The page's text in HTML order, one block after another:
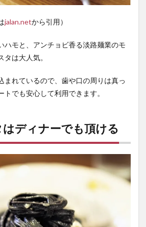
jalan.netから引用）
ハモと、アンチョビ香る淡路麺業のモ
は大人気。
まれているので、歯や口の周りは真っ
でも安心して利用できます。
ディナーでも頂ける